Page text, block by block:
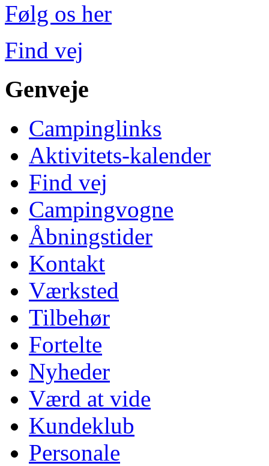
Følg os her
Find vej
Genveje
Campinglinks
Aktivitets-kalender
Find vej
Campingvogne
Åbningstider
Kontakt
Værksted
Tilbehør
Fortelte
Nyheder
Værd at vide
Kundeklub
Personale